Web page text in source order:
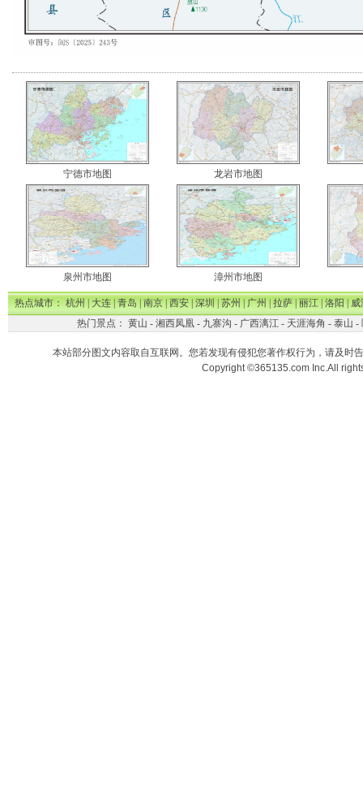
宁德市地图 龙岩市地图
泉州市地图 漳州市地图
热点城市：杭州|大连|青岛|南京|西安|深圳|苏州|广州|拉萨|丽江|洛阳|威
热门景点： 黄山 - 湘西凤凰- 九寨沟 - 广西漓江- 天涯海角 - 泰山 -
本站部分图文内容取自互联网。您若发现有侵犯您著作权行为，请及时
Copyright ©365135.com Inc.All